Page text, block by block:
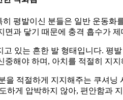
평발이신 분들은 일반 운동
면과 닿기 때문에 충격 흡수가
고 있는 흔한 발 형태입니다. 평
중해야 하며, 아치를 적절히 지
을 적절하게 지지해주는 쿠셔
하게 압박하지 않아, 편안함과